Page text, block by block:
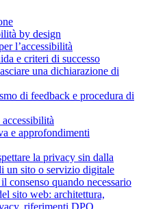
by design
l’accessibilità
e criteri di successo
una dichiarazione di
di feedback e procedura di
e approfondimenti
la privacy sin dalla
un sito o servizio digitale
consenso quando necessario
sito web: architettura,
riferimenti DPO